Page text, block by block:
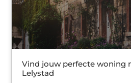
Vind jouw perfecte woning
Lelystad